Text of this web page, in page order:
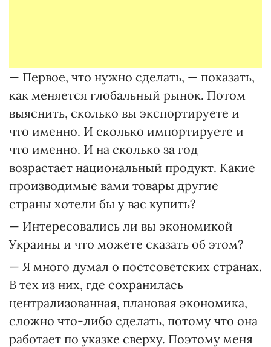
— Первое, что нужно сделать, — показать,
как меняется глобальный рынок. Потом
выяснить, сколько вы экспортируете и
что именно. И сколько импортируете и
что именно. И на сколько за год
возрастает национальный продукт. Какие
производимые вами товары другие
страны хотели бы у вас купить?
— Интересовались ли вы экономикой
Украины и что можете сказать об этом?
— Я много думал о постсоветских странах.
В тех из них, где сохранилась
централизованная, плановая экономика,
сложно что-либо сделать, потому что она
работает по указке сверху. Поэтому меня